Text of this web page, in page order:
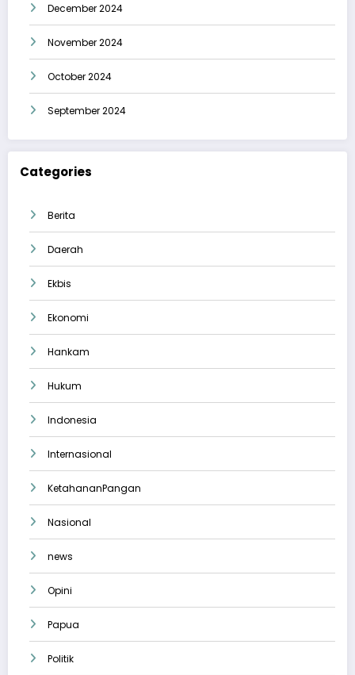
December 2024
November 2024
October 2024
September 2024
Categories
Berita
Daerah
Ekbis
Ekonomi
Hankam
Hukum
Indonesia
Internasional
KetahananPangan
Nasional
news
Opini
Papua
Politik